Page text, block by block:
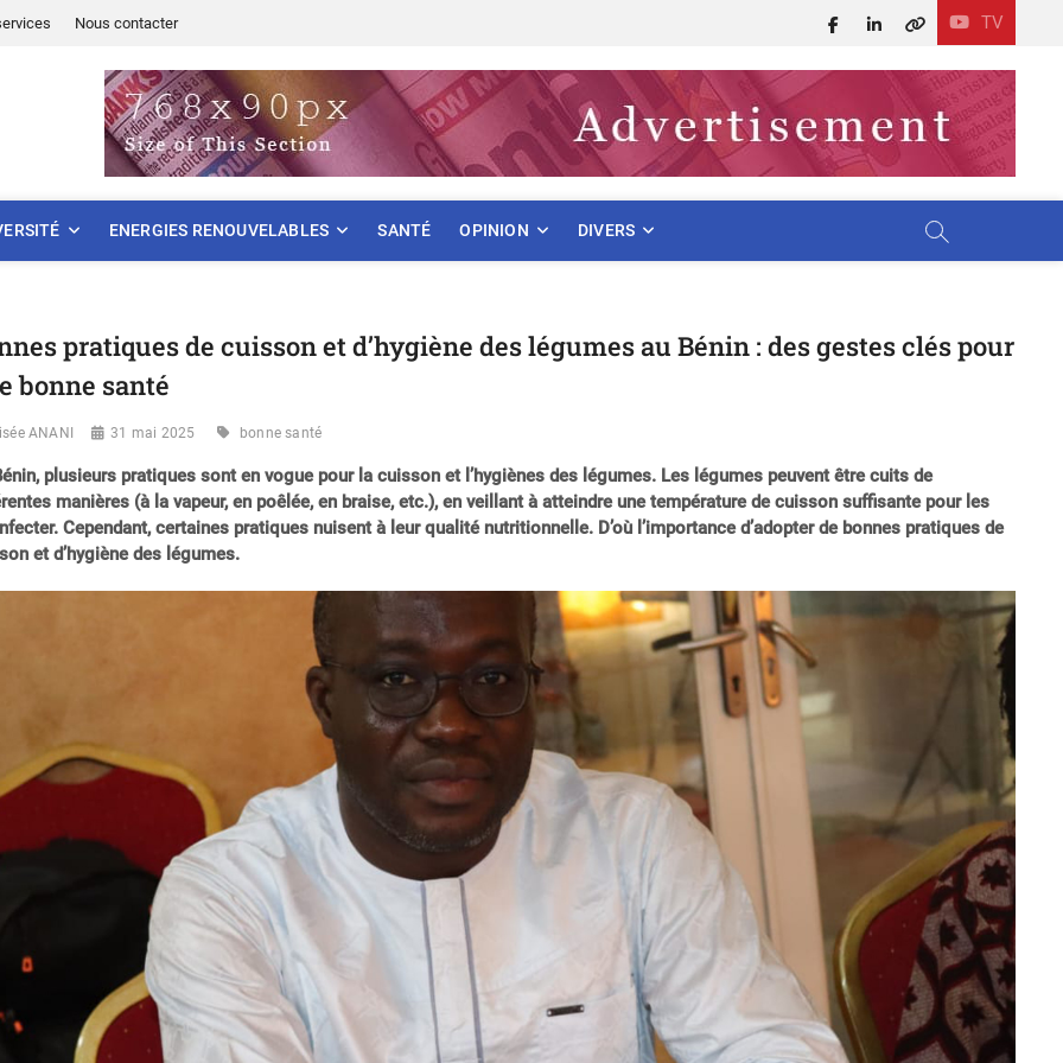
Nous contacter TV
Facebook
LinkedIn
X
ENERGIES RENOUVELABLES SANTÉ OPINION DIVERS
pratiques de cuisson et d’hygiène des légumes au Bénin : des gestes clés pour
bonne santé
ANANI 31 mai 2025 bonne santé
plusieurs pratiques sont en vogue pour la cuisson et l’hygiènes des légumes. Les légumes peuvent être cuits de
manières (à la vapeur, en poêlée, en braise, etc.), en veillant à atteindre une température de cuisson suffisante pour les
Cependant, certaines pratiques nuisent à leur qualité nutritionnelle. D’où l’importance d’adopter de bonnes pratiques de
et d’hygiène des légumes.